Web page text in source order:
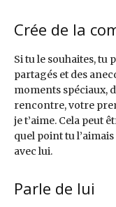
Crée de la
Si tu le souhaites, tu
partagés et des
moments spéciaux,
rencontre, votre
je t’aime. Cela peut
quel point tu
avec lui.
Parle de lui